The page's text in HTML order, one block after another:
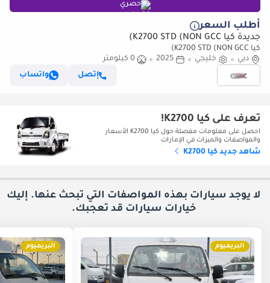
حصري
أطلب السعر
جديدة كيا K2700 STD (NON GCC)
كيا K2700 STD (NON GCC)
دبي
خليجي 2025
0 كيلومتر
إتصل
واتساب
تعرف على كيا K2700!
احصل على معلومات مفصلة حول كيا K2700 الأسعار
والمواصفات والميزات في الإمارات
شاهد جديد كيا K2700
لا يوجد سيارات بهذه المواصفات التي تبحث عنها. إليك
خيارات سيارات قد تعجبك.
البريميوم البريميوم